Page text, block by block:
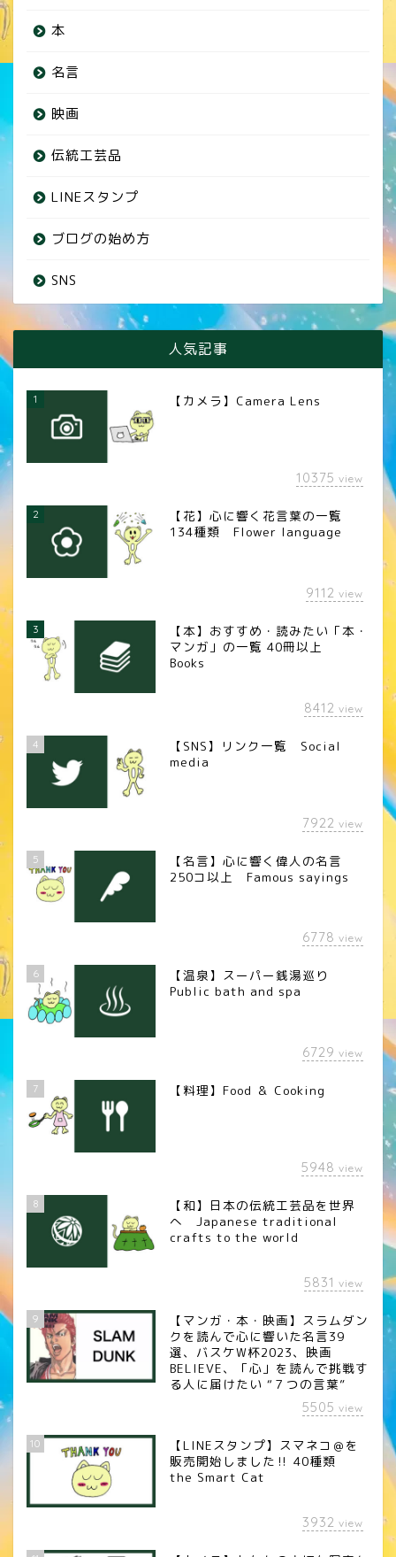
本
名言
映画
伝統工芸品
LINEスタンプ
ブログの始め方
SNS
人気記事
1 【カメラ】Camera Lens
10375 view
2
【花】心に響く花言葉の一覧
134種類 Flower language
9112 view
3
【本】おすすめ・読みたい「本・
マンガ」の一覧 40冊以上
Books
8412 view
4
【SNS】リンク一覧 Social
media
7922 view
5
【名言】心に響く偉人の名言
250コ以上 Famous sayings
6778 view
6
【温泉】スーパー銭湯巡り
Public bath and spa
6729 view
7 【料理】Food ＆ Cooking
5948 view
8
【和】日本の伝統工芸品を世界
へ Japanese traditional
crafts to the world
5831 view
9
【マンガ・本・映画】スラムダン
クを読んで心に響いた名言39
選、バスケW杯2023、映画
BELIEVE、「心」を読んで挑戦す
る人に届けたい “７つの言葉”
5505 view
10
【LINEスタンプ】スマネコ＠を
販売開始しました‼︎ 40種類
the Smart Cat
3932 view